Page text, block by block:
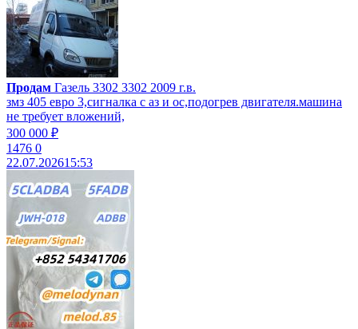
Продам Газель 3302 3302 2009 г.в.
змз 405 евро 3,сигналка с аз и ос,подогрев двигателя.машина
не требует вложений,
300 000 ₽
1476 0
22.07.202615:53